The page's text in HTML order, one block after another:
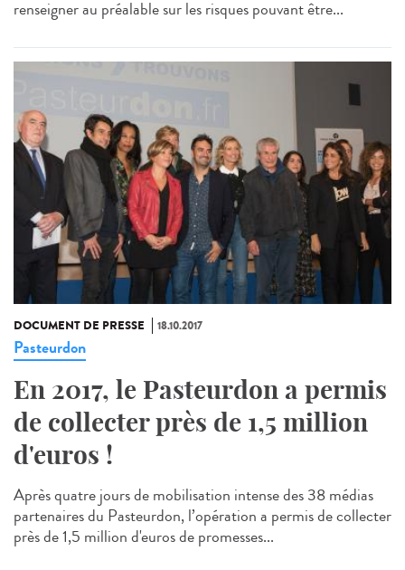
renseigner au préalable sur les risques pouvant être...
DOCUMENT DE PRESSE 18.10.2017
Pasteurdon
En 2017, le Pasteurdon a permis
de collecter près de 1,5 million
d'euros !
Après quatre jours de mobilisation intense des 38 médias
partenaires du Pasteurdon, l’opération a permis de collecter
près de 1,5 million d'euros de promesses...